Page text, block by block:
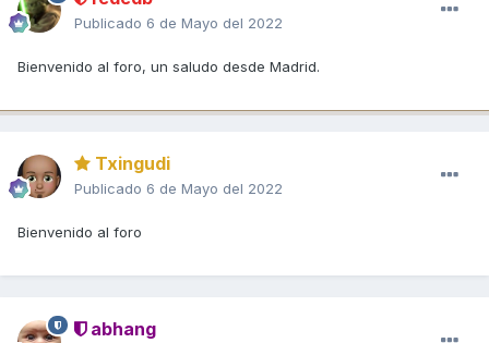
Publicado 6 de Mayo del 2022
Bienvenido al foro, un saludo desde Madrid.
Txingudi
Publicado 6 de Mayo del 2022
Bienvenido al foro
abhang